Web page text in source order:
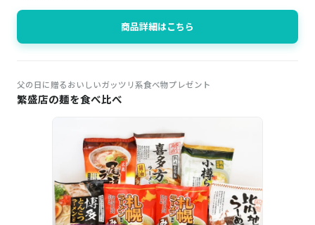
商品詳細はこちら
父の日に贈るおいしいガッツリ系食べ物プレゼント
繁盛店の麺を食べ比べ